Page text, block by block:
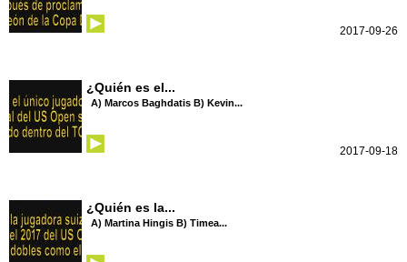
2017-09-26
¿Quién es el...
A) Marcos Baghdatis B) Kevin...
2017-09-18
¿Quién es la...
A) Martina Hingis B) Timea...